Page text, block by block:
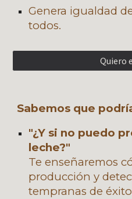
Genera igualdad
todos.
Quiero
Sabemos que
"¿Y si no puedo
leche?"
Te enseñaremos
producción y
tempranas de